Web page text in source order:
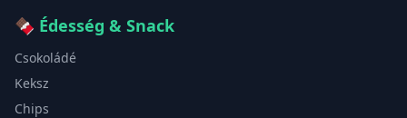
🍫 Édesség & Snack
Csokoládé
Keksz
Chips